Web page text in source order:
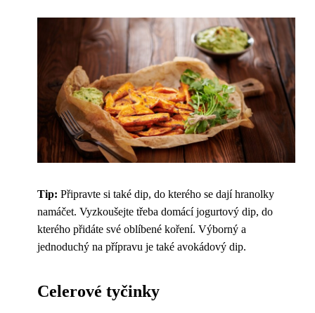
Tip: Připravte si také dip, do kterého se dají hranolky
namáčet. Vyzkoušejte třeba domácí jogurtový dip, do
kterého přidáte své oblíbené koření. Výborný a
jednoduchý na přípravu je také avokádový dip.
Celerové tyčinky